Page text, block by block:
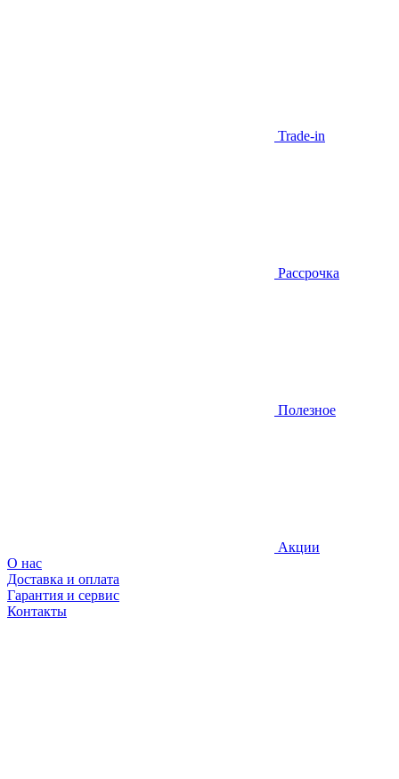
Trade-in
Рассрочка
Полезное
Акции
О нас
Доставка и оплата
Гарантия и сервис
Контакты